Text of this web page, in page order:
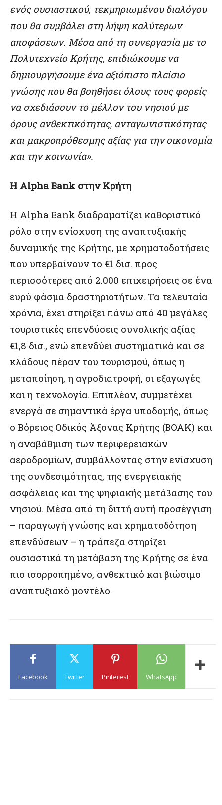
ενός ουσιαστικού, τεκμηριωμένου διαλόγου
που θα συμβάλει στη λήψη καλύτερων
αποφάσεων. Μέσα από τη συνεργασία με το
Πολυτεχνείο Κρήτης, επιδιώκουμε να
δημιουργήσουμε ένα αξιόπιστο πλαίσιο
γνώσης που θα βοηθήσει όλους τους φορείς
να σχεδιάσουν το μέλλον του νησιού με
όρους ανθεκτικότητας, ανταγωνιστικότητας
και μακροπρόθεσμης αξίας για την οικονομία
και την κοινωνία».
H Alpha Bank στην Κρήτη
Η Alpha Bank διαδραματίζει καθοριστικό
ρόλο στην ενίσχυση της αναπτυξιακής
δυναμικής της Κρήτης, με χρηματοδοτήσεις
που υπερβαίνουν το €1 δισ. προς
περισσότερες από 2.000 επιχειρήσεις σε ένα
ευρύ φάσμα δραστηριοτήτων. Τα τελευταία
χρόνια, έχει στηρίξει πάνω από 40 μεγάλες
τουριστικές επενδύσεις συνολικής αξίας
€1,8 δισ., ενώ επενδύει συστηματικά και σε
κλάδους πέραν του τουρισμού, όπως η
μεταποίηση, η αγροδιατροφή, οι εξαγωγές
και η τεχνολογία. Επιπλέον, συμμετέχει
ενεργά σε σημαντικά έργα υποδομής, όπως
ο Βόρειος Οδικός Άξονας Κρήτης (ΒΟΑΚ) και
η αναβάθμιση των περιφερειακών
αεροδρομίων, συμβάλλοντας στην ενίσχυση
της συνδεσιμότητας, της ενεργειακής
ασφάλειας και της ψηφιακής μετάβασης του
νησιού. Μέσα από τη διττή αυτή προσέγγιση
– παραγωγή γνώσης και χρηματοδότηση
επενδύσεων – η τράπεζα στηρίζει
ουσιαστικά τη μετάβαση της Κρήτης σε ένα
πιο ισορροπημένο, ανθεκτικό και βιώσιμο
αναπτυξιακό μοντέλο.
Facebook Twitter Pinterest WhatsApp